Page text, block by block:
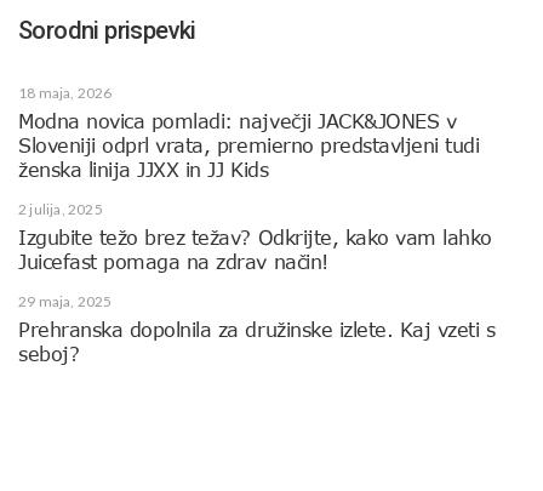
Sorodni prispevki
18 maja, 2026
Modna novica pomladi: največji JACK&JONES v
Sloveniji odprl vrata, premierno predstavljeni tudi
ženska linija JJXX in JJ Kids
2 julija, 2025
Izgubite težo brez težav? Odkrijte, kako vam lahko
Juicefast pomaga na zdrav način!
29 maja, 2025
Prehranska dopolnila za družinske izlete. Kaj vzeti s
seboj?